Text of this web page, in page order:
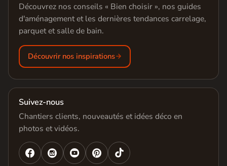
Découvrez nos conseils « Bien choisir », nos guides
d'aménagement et les dernières tendances carrelage,
parquet et salle de bain.
Découvrir nos inspirations
Suivez-nous
Chantiers clients, nouveautés et idées déco en
photos et vidéos.
   